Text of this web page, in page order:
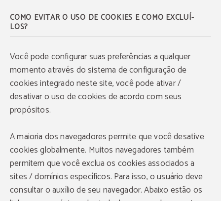
COMO EVITAR O USO DE COOKIES E COMO EXCLUÍ-
LOS?
Você pode configurar suas preferências a qualquer
momento através do sistema de configuração de
cookies integrado neste site, você pode ativar /
desativar o uso de cookies de acordo com seus
propósitos.
A maioria dos navegadores permite que você desative
cookies globalmente. Muitos navegadores também
permitem que você exclua os cookies associados a
sites / domínios específicos. Para isso, o usuário deve
consultar o auxílio de seu navegador. Abaixo estão os